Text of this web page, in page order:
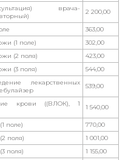
врача-
2 200,00
363,00
(1 поле)
302,00
(2 поля)
423,00
(3 поля) 544,00
лекарственных
539,00
крови ((ВЛОК), 1
1 540,00
поле)
770,00
поля)
1 001,00
поля) 1 155,00